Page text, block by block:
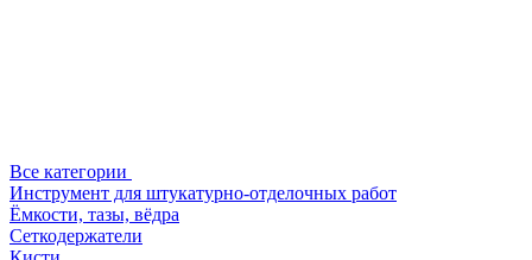
Все категории
Инструмент для штукатурно-отделочных работ
Ёмкости, тазы, вёдра
Сеткодержатели